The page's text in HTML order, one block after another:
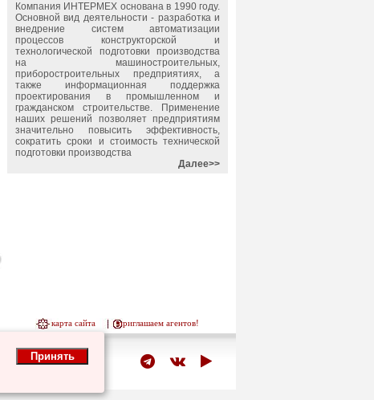
Компания ИНТЕРМЕХ основана в 1990 году.
Основной вид деятельности - разработка и
внедрение систем автоматизации
процессов конструкторской и
технологической подготовки производства
на машиностроительных,
приборостроительных предприятиях, а
также информационная поддержка
проектирования в промышленном и
гражданском строительстве. Применение
наших решений позволяет предприятиям
значительно повысить эффективность,
сократить сроки и стоимость технической
подготовки производства
Далее>>
карта сайта приглашаем агентов!
Принять